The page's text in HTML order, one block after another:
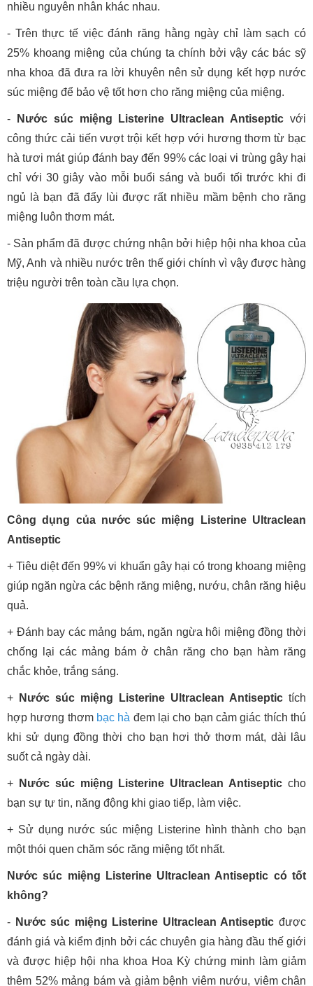
nhiều nguyên nhân khác nhau.
- Trên thực tế việc đánh răng hằng ngày chỉ làm sạch có
25% khoang miệng của chúng ta chính bởi vậy các bác sỹ
nha khoa đã đưa ra lời khuyên nên sử dụng kết hợp nước
súc miệng để bảo vệ tốt hơn cho răng miệng của miệng.
- Nước súc miệng Listerine Ultraclean Antiseptic với
công thức cải tiến vượt trội kết hợp với hương thơm từ bạc
hà tươi mát giúp đánh bay đến 99% các loại vi trùng gây hại
chỉ với 30 giây vào mỗi buổi sáng và buổi tối trước khi đi
ngủ là bạn đã đẩy lùi được rất nhiều mầm bệnh cho răng
miệng luôn thơm mát.
- Sản phẩm đã được chứng nhận bởi hiệp hội nha khoa của
Mỹ, Anh và nhiều nước trên thế giới chính vì vậy được hàng
triệu người trên toàn cầu lựa chọn.
Công dụng của nước súc miệng Listerine Ultraclean
Antiseptic
+ Tiêu diệt đến 99% vi khuẩn gây hại có trong khoang miệng
giúp ngăn ngừa các bệnh răng miệng, nướu, chân răng hiệu
quả.
+ Đánh bay các mảng bám, ngăn ngừa hôi miệng đồng thời
chống lại các mảng bám ở chân răng cho bạn hàm răng
chắc khỏe, trắng sáng.
+ Nước súc miệng Listerine Ultraclean Antiseptic tích
hợp hương thơm bạc hà đem lại cho bạn cảm giác thích thú
khi sử dụng đồng thời cho bạn hơi thở thơm mát, dài lâu
suốt cả ngày dài.
+ Nước súc miệng Listerine Ultraclean Antiseptic cho
bạn sự tự tin, năng động khi giao tiếp, làm việc.
+ Sử dụng nước súc miệng Listerine hình thành cho bạn
một thói quen chăm sóc răng miệng tốt nhất.
Nước súc miệng Listerine Ultraclean Antiseptic có tốt
không?
- Nước súc miệng Listerine Ultraclean Antisepticđược
đánh giá và kiểm định bởi các chuyên gia hàng đầu thế giới
và được hiệp hội nha khoa Hoa Kỳ chứng minh làm giảm
thêm 52% mảng bám và giảm bệnh viêm nướu, viêm chân